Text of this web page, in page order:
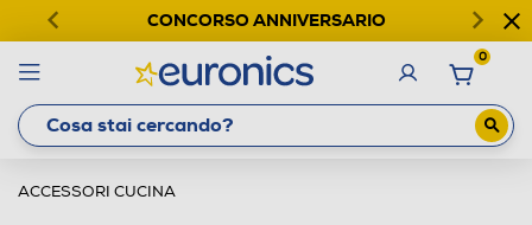
CONCORSO ANNIVERSARIO
0
ACCESSORI CUCINA